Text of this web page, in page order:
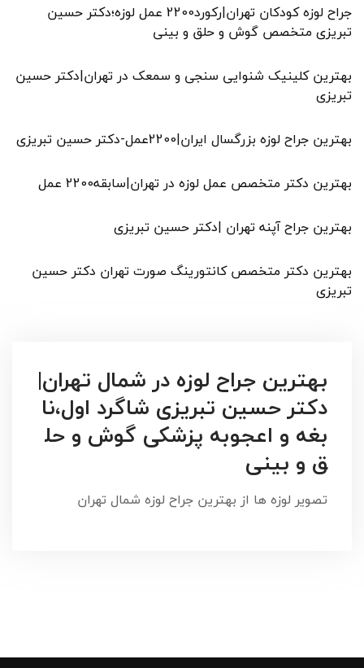
جراح لوزه کودکان تهران|رکورد2200 عمل لوزه؛دکتر حسین
تبریزی متخصص گوش و حلق و بینی
بهترین کلینیک شنوایی سنجی و سمعک در تهران|دکتر حسین
تبریزی
بهترین جراح لوزه بزرگسال ایران|2200عمل-دکتر حسین تبریزی
بهترین دکتر متخصص عمل لوزه در تهران|سابقه2200 عمل
بهترین جراح آپنه تهران |دکتر حسین تبریزی
بهترین دکتر متخصص کانتورینگ صورت تهران دکتر حسین
تبریزی
بهترین جراح لوزه در شمال تهران|
دکتر حسین تبریزی شاگرد اول،نا
بغه و اعجوبه پزشکی گوش و حل
ق و بینی
تصویر لوزه ها از بهترین جراح لوزه شمال تهران